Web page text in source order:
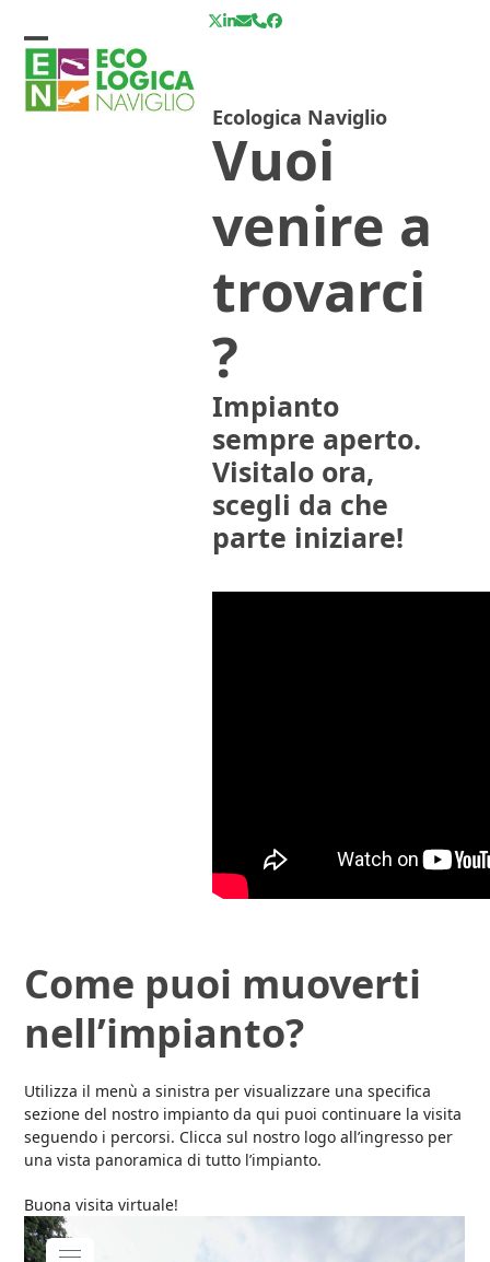
content
Twitter
LinkedIn
Email
Telefono
Facebook
Open
mobile
Close
mobile
Ecologica Naviglio
Vuoi
venire a
trovarci
?
Impianto
sempre aperto.
Visitalo ora,
scegli da che
parte iniziare!
Come puoi muoverti
nell’impianto?
Utilizza il menù a sinistra per visualizzare una specifica
sezione del nostro impianto da qui puoi continuare la visita
seguendo i percorsi. Clicca sul nostro logo all’ingresso per
una vista panoramica di tutto l’impianto.
Buona visita virtuale!